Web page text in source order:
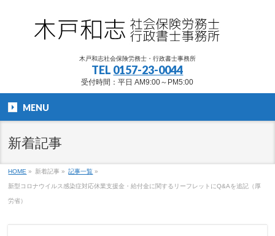
木戸和志社会保険労務士・行政書士事務所
TEL 0157-23-0044
受付時間：平日 AM9:00～PM5:00
MENU
新着記事
HOME » 新着記事 » 記事一覧 »
新型コロナウイルス感染症対応休業支援金・給付金に関するリーフレットにQ&Aを追記（厚
労省）